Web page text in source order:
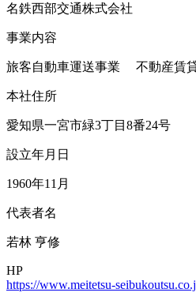
名鉄西部交通株式会社
事業内容
旅客自動車運送事業 不動産賃
本社住所
愛知県一宮市緑3丁目8番24号
設立年月日
1960年11月
代表者名
若林 亨修
HP
https://www.meitetsu-